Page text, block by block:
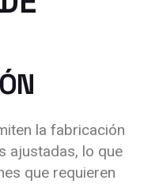
la fabricación
ajustadas, lo que
que requieren